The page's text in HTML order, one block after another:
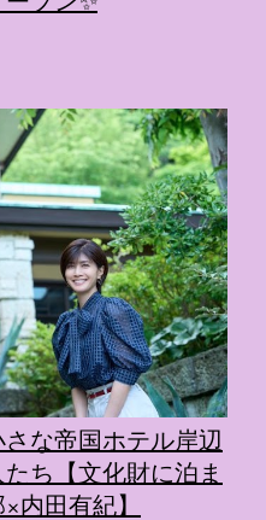
な帝国ホテル岸辺
ち【文化財に泊ま
田有紀】